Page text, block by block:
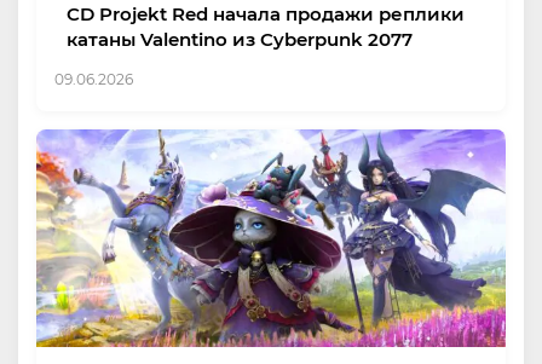
CD Projekt Red начала продажи реплики
катаны Valentino из Cyberpunk 2077
09.06.2026